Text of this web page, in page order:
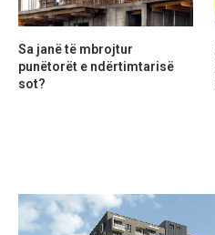
Sa janë të mbrojtur
punëtorët e ndërtimtarisë
sot?